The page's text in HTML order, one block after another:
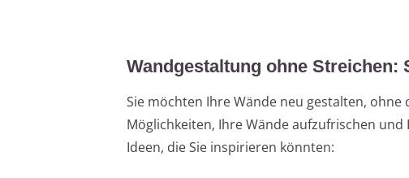
Wandgestaltung ohne Streichen:
Sie möchten Ihre Wände neu gestalten,
Möglichkeiten, Ihre Wände aufzufrischen
Ideen, die Sie inspirieren könnten: